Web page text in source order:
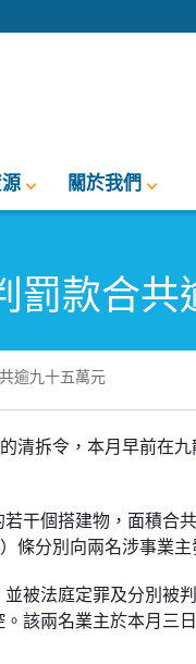
關於我們
罰款合
逾九十五萬元
九十五萬元
清拆令，本月早前在
干個搭建物，面積合
條分別向兩名涉事業主
被法庭定罪及分別被
該兩名業主於本月三